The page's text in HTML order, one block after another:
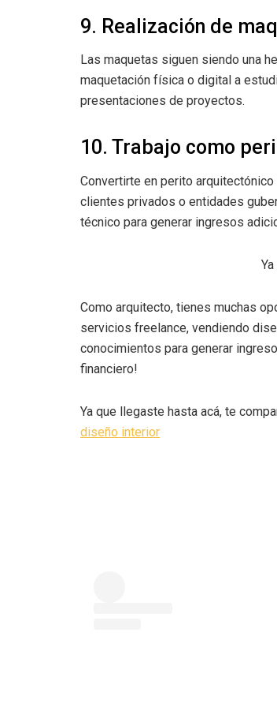
9. Realización de
Las maquetas siguen siendo una
maquetación física o digital a
presentaciones de proyectos.
10. Trabajo como
Convertirte en perito
clientes privados o entidades
técnico para generar ingresos
Como arquitecto, tienes muchas
servicios freelance, vendiendo
conocimientos para generar
financiero!
Ya que llegaste hasta acá, te
diseño interior